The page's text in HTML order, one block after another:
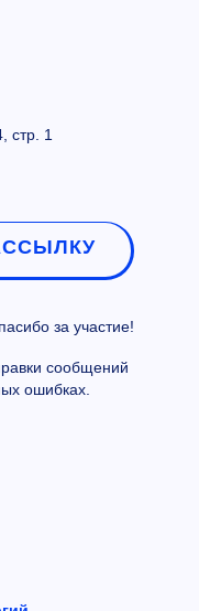
стр. 1
за участие!
сообщений
ошибках.